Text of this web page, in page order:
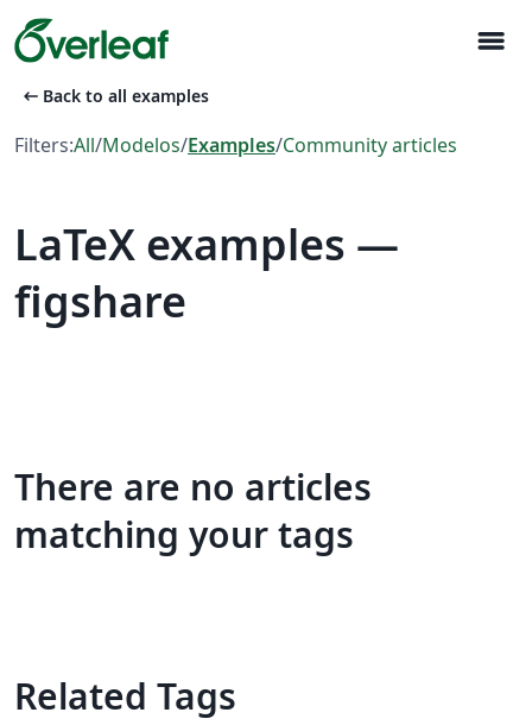
menu
arrow_left_alt Back to all examples
Filters:All/Modelos/Examples/Community articles
LaTeX examples —
figshare
There are no articles
matching your tags
Related Tags